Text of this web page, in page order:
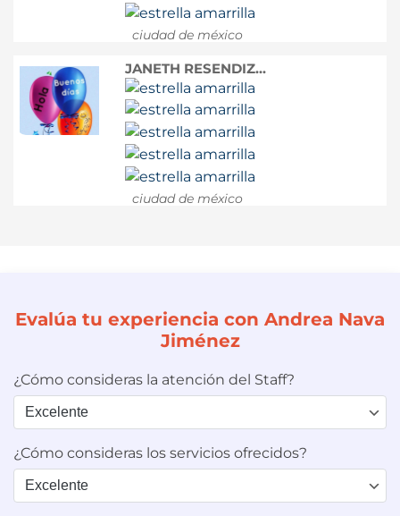
ciudad de méxico
JANETH RESENDIZ...
ciudad de méxico
Evalúa tu experiencia con Andrea Nava
Jiménez
¿Cómo consideras la atención del Staff?
¿Cómo consideras los servicios ofrecidos?